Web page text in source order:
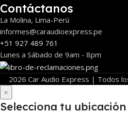
Contáctanos
La Molina, Lima-Perú
informes@caraudioexpress.pe
+51 927 489 761
Lunes a Sábado de 9am - 8pm
2026 Car Audio Express | Todos
×
Selecciona tu ubicación